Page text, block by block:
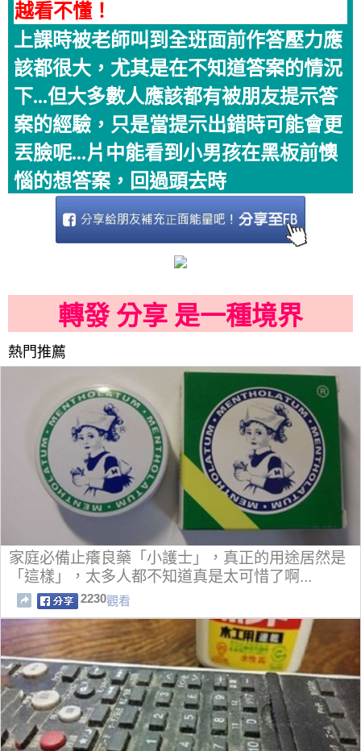
越看不懂！
上課時被老師叫到全班面前作答壓力應
該都很大，尤其是在不知道答案的情況
下...但大多數人應該都有被朋友提示答
案的經驗，只是當提示出錯時可能會更
丟臉呢...片中能看到小男孩在黑板前懊
惱的想答案，回過頭去時
轉發 分享 是一種境界
熱門推薦
家庭必備止癢良藥「小護士」，真正的用途居然是
「這樣」，太多人都不知道真是太可惜了啊...
2230觀看